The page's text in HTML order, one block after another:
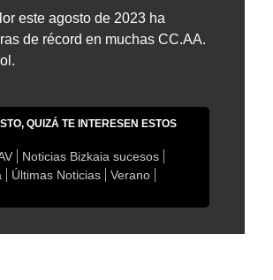
este agosto de 2023 ha
de récord en muchas CC.AA.
QUIZÁ TE INTERESEN ESTOS
Noticias Bizkaia sucesos
Últimas Noticias
Verano